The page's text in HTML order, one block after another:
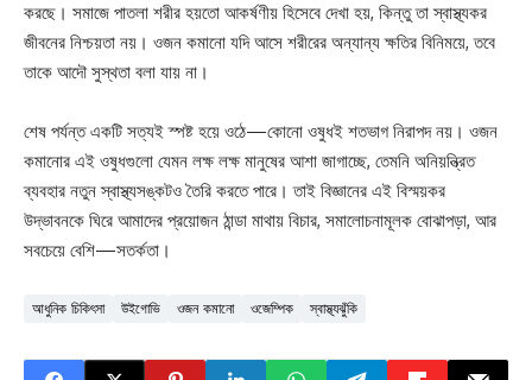
করছে। সমাজে পাতলা শরীর হয়তো আকর্ষণীয় হিসেবে দেখা হয়, কিন্তু তা স্বাস্থ্যকর
জীবনের নিশ্চয়তা নয়। ওজন কমানো যদি আসে শরীরের অন্যান্য ক্ষতির বিনিময়ে, তবে
তাকে আদৌ সুস্থতা বলা যায় না।
শেষ পর্যন্ত একটি সত্যই স্পষ্ট হয়ে ওঠে—কোনো ওষুধই শতভাগ নিরাপদ নয়। ওজন
কমানোর এই ওষুধগুলো যেমন লক্ষ লক্ষ মানুষের আশা জাগাচ্ছে, তেমনি অনিয়ন্ত্রিত
ব্যবহার নতুন স্বাস্থ্যসঙ্কটও তৈরি করতে পারে। তাই বিজ্ঞানের এই বিস্ময়কর
উদ্ভাবনকে ঘিরে আমাদের প্রয়োজন ঠান্ডা মাথায় বিচার, সমালোচনামূলক বোঝাপড়া, আর
সবচেয়ে বেশি—সতর্কতা।
আধুনিক চিকিৎসা উইগোভি ওজন কমানো ওজেম্পিক স্বাস্থ্যঝুঁকি